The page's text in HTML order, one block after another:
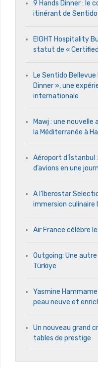
9 Hands Dinner : le
itinérant de Sentido
EIGHT Hospitality
statut de « Certified
Le Sentido
Dinner », une
internationale
Mawj : une
la Méditerranée à
Aéroport d’İstanbul
d’avions en une
A l’Iberostar
immersion culinaire
Air France célèbre
Outgoing: Une
Türkiye
Yasmine
peau neuve et
Un nouveau grand
tables de prestige